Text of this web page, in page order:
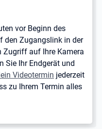
vor Beginn des
den Zugangslink in der
Zugriff auf Ihre Kamera
Sie Ihr Endgerät und
Videotermin jederzeit
zu Ihrem Termin alles